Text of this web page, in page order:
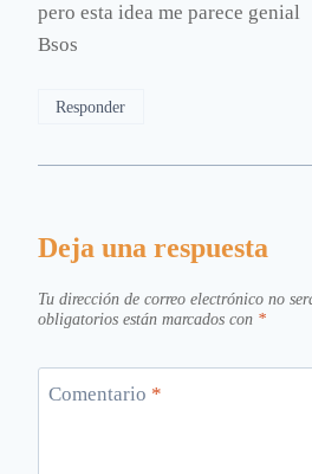
pero esta idea me parece genial
Bsos
Responder
Deja una respuesta
Tu dirección de correo electrónico no
obligatorios están marcados con *
Comentario *